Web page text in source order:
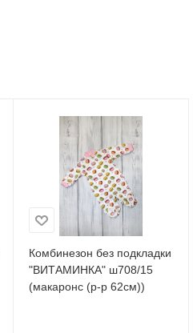
Комбинезон без подкладки
"ВИТАМИНКА" ш708/15
(макаронс (р-р 62см))